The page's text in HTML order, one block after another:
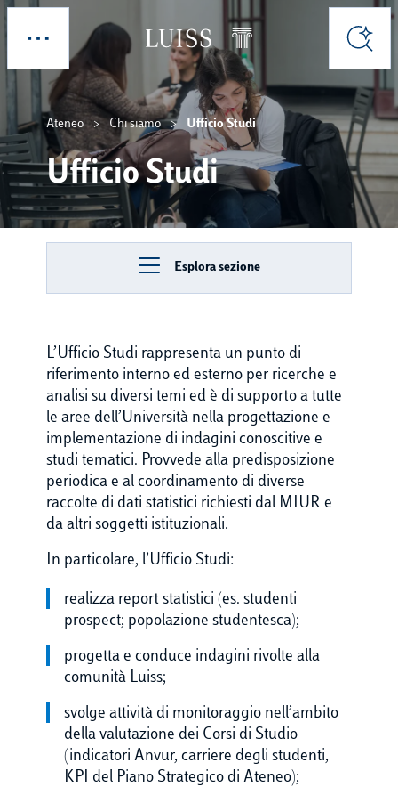
Skip to main content
Cerca
Ateneo Chi siamo Ufficio Studi
Ufficio Studi
Esplora sezione
L’Ufficio Studi rappresenta un punto di
riferimento interno ed esterno per ricerche e
analisi su diversi temi ed è di supporto a tutte
le aree dell’Università nella progettazione e
implementazione di indagini conoscitive e
studi tematici. Provvede alla predisposizione
periodica e al coordinamento di diverse
raccolte di dati statistici richiesti dal MIUR e
da altri soggetti istituzionali.
In particolare, l’Ufficio Studi:
realizza report statistici (es. studenti
prospect; popolazione studentesca);
progetta e conduce indagini rivolte alla
comunità Luiss;
svolge attività di monitoraggio nell’ambito
della valutazione dei Corsi di Studio
(indicatori Anvur, carriere degli studenti,
KPI del Piano Strategico di Ateneo);